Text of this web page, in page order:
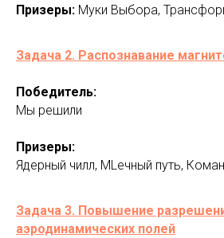
Призеры: Муки Выбора,
Задача 2. Распознавание
Победитель:
Мы решили
Призеры:
Ядерный чилл, MLечный путь,
Задача 3. Повышение
аэродинамических полей